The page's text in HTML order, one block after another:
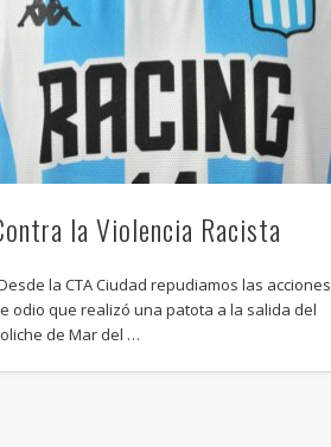
la Violencia Racista
la CTA Ciudad repudiamos las acciones
odio que realizó una patota a la salida del
de Mar del …